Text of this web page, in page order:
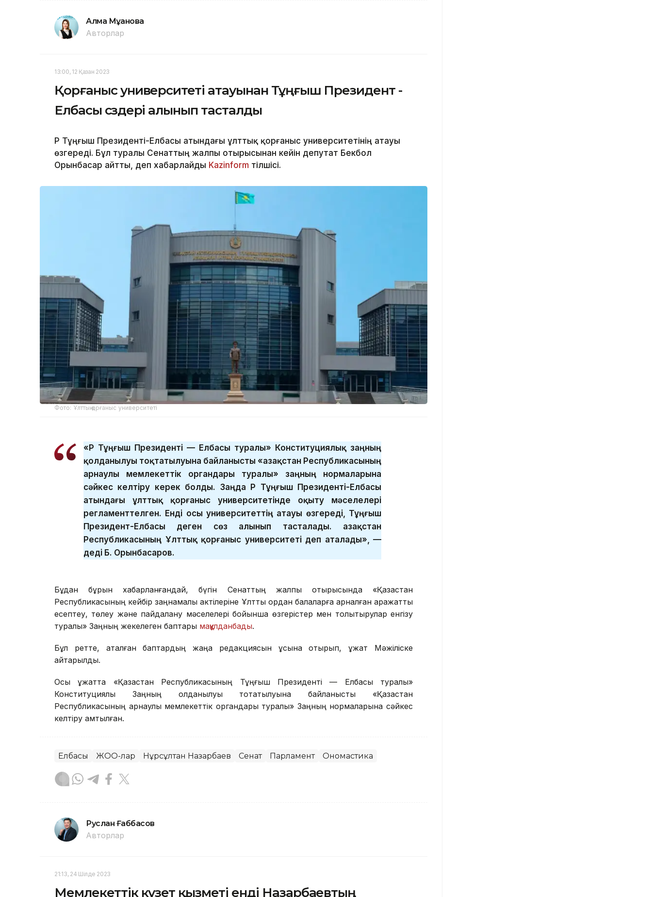
Алма Мұқанова
Авторлар
13:00, 12 Қазан 2023
Қорғаныс университеті атауынан Тұңғыш Президент -
Елбасы сөздері алынып тасталды
ҚР Тұңғыш Президенті-Елбасы атындағы ұлттық қорғаныс университетінің атауы
өзгереді. Бұл туралы Сенаттың жалпы отырысынан кейін депутат Бекбол
Орынбасар айтты, деп хабарлайды Kazinform тілшісі.
Фото: Ұлттық қорғаныс университеті
«ҚР Тұңғыш Президенті — Елбасы туралы» Конституциялық заңның
қолданылуы тоқтатылуына байланысты «Қазақстан Республикасының
арнаулы мемлекеттік органдары туралы» заңның нормаларына
сәйкес келтіру керек болды. Заңда ҚР Тұңғыш Президенті-Елбасы
атындағы ұлттық қорғаныс университетінде оқыту мәселелері
регламенттелген. Енді осы университеттің атауы өзгереді, Тұңғыш
Президент-Елбасы деген сөз алынып тасталады. Қазақстан
Республикасының Ұлттық қорғаныс университеті деп аталады», —
деді Б. Орынбасаров.
Бұдан бұрын хабарланғандай, бүгін Сенаттың жалпы отырысында «Қазақстан
Республикасының кейбір заңнамалық актілеріне Ұлттық қордан балаларға арналған қаражатты
есептеу, төлеу және пайдалану мәселелері бойынша өзгерістер мен толықтырулар енгізу
туралы» Заңның жекелеген баптары мақұлданбады.
Бұл ретте, аталған баптардың жаңа редакциясын ұсына отырып, құжат Мәжіліске
қайтарылды.
Осы құжатта «Қазақстан Республикасының Тұңғыш Президенті — Елбасы туралы»
Конституциялық Заңның қолданылуы тоқтатылуына байланысты «Қазақстан
Республикасының арнаулы мемлекеттік органдары туралы» Заңның нормаларына сәйкес
келтіру қамтылған.
Елбасы ЖОО-лар Нұрсұлтан Назарбаев Сенат Парламент Ономастика
Руслан Ғаббасов
Авторлар
21:13, 24 Шілде 2023
Мемлекеттік күзет қызметі енді Назарбаевтың